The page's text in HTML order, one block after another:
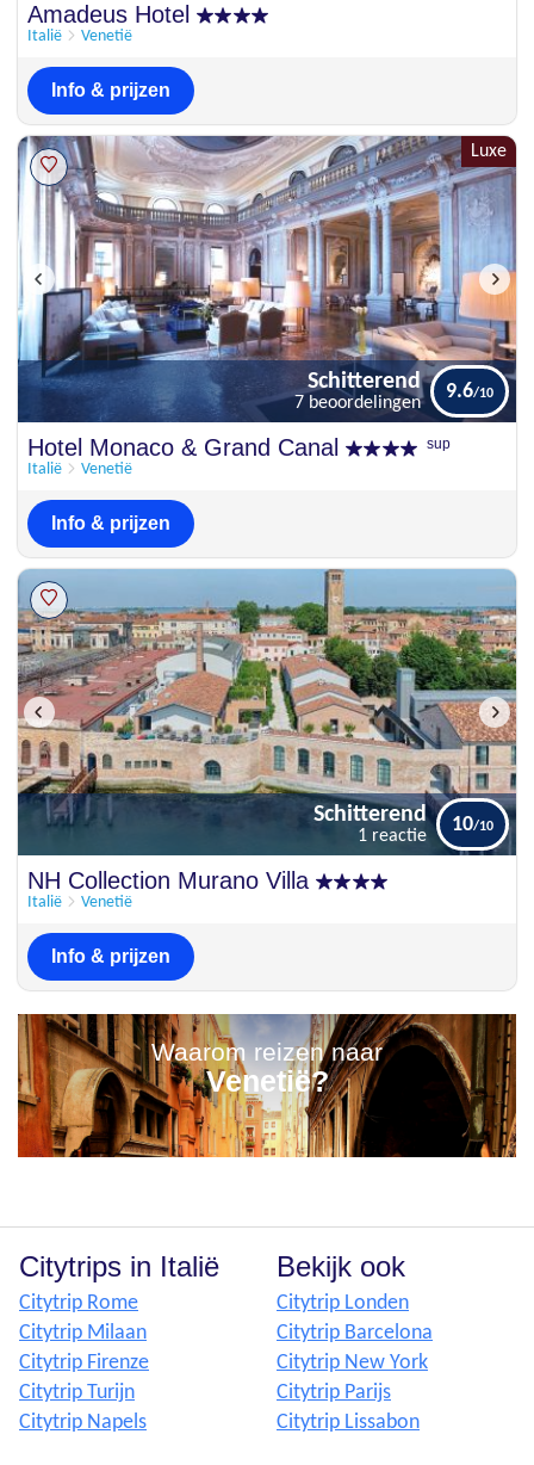
Amadeus Hotel
Italië Venetië
Info & prijzen
Luxe
Schitterend 9.6
Hotel Monaco & Grand Canal sup
Italië Venetië
Schitterend
7 beoordelingen
9.6
Info & prijzen
Schitterend
NH Collection Murano Villa
Italië Venetië
Schitterend
1 reactie
10
Info & prijzen
Waarom reizen naar
Venetië?
Citytrips in Italië
Citytrip Rome
Citytrip Milaan
Citytrip Firenze
Citytrip Turijn
Citytrip Napels
Bekijk ook
Citytrip Londen
Citytrip Barcelona
Citytrip New York
Citytrip Parijs
Citytrip Lissabon